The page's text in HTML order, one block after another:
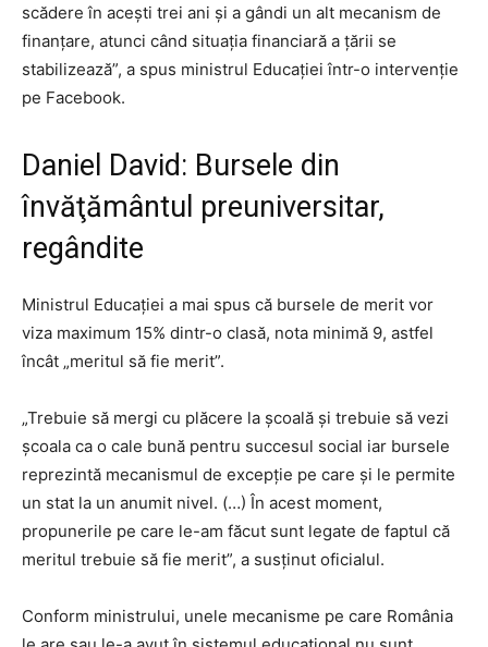
scădere în aceşti trei ani şi a gândi un alt mecanism de
finanţare, atunci când situaţia financiară a ţării se
stabilizează”, a spus ministrul Educației într-o intervenţie
pe Facebook.
Daniel David: Bursele din
învăţământul preuniversitar,
regândite
Ministrul Educației a mai spus că bursele de merit vor
viza maximum 15% dintr-o clasă, nota minimă 9, astfel
încât „meritul să fie merit”.
„Trebuie să mergi cu plăcere la şcoală şi trebuie să vezi
şcoala ca o cale bună pentru succesul social iar bursele
reprezintă mecanismul de excepţie pe care şi le permite
un stat la un anumit nivel. (…) În acest moment,
propunerile pe care le-am făcut sunt legate de faptul că
meritul trebuie să fie merit”, a susţinut oficialul.
Conform ministrului, unele mecanisme pe care România